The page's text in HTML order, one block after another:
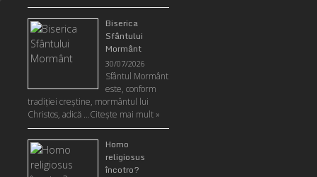
Biserica
Sfântului
Mormânt
30/07/2026
Sfântul Mormânt
este, conform
tradiţiei creştine, mormântul lui
Christos, adică …Citeşte mai mult »
Homo
religiosus
încotro?